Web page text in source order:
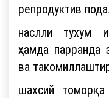
репродуктив
наслли тухум
ҳамда парранда
ва
шахсий